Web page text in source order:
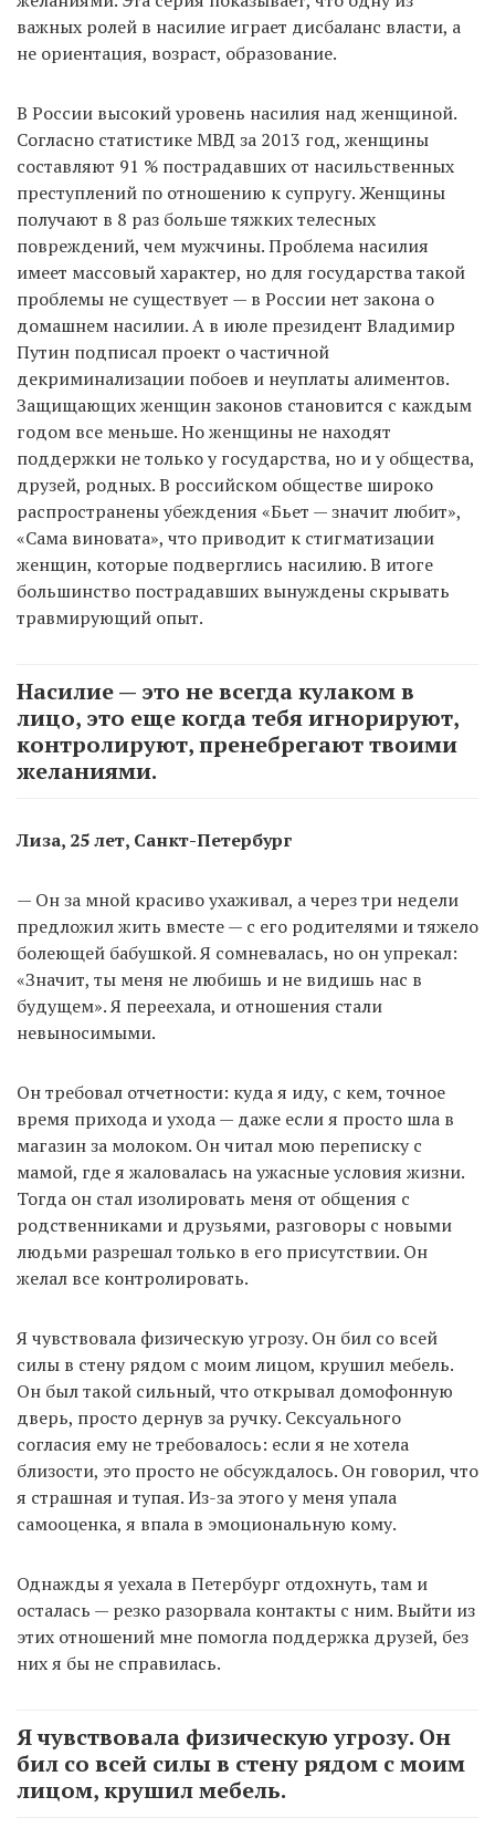
важных ролей в насилие играет дисбаланс власти, а
не ориентация, возраст, образование.
В России высокий уровень насилия над женщиной.
Согласно статистике МВД за 2013 год, женщины
составляют 91 % пострадавших от насильственных
преступлений по отношению к супругу. Женщины
получают в 8 раз больше тяжких телесных
повреждений, чем мужчины. Проблема насилия
имеет массовый характер, но для государства такой
проблемы не существует — в России нет закона о
домашнем насилии. А в июле президент Владимир
Путин подписал проект о частичной
декриминализации побоев и неуплаты алиментов.
Защищающих женщин законов становится с каждым
годом все меньше. Но женщины не находят
поддержки не только у государства, но и у общества,
друзей, родных. В российском обществе широко
распространены убеждения «Бьет — значит любит»,
«Сама виновата», что приводит к стигматизации
женщин, которые подверглись насилию. В итоге
большинство пострадавших вынуждены скрывать
травмирующий опыт.
Насилие — это не всегда кулаком в
лицо, это еще когда тебя игнорируют,
контролируют, пренебрегают твоими
желаниями.
Лиза, 25 лет, Санкт-Петербург
— Он за мной красиво ухаживал, а через три недели
предложил жить вместе — с его родителями и тяжело
болеющей бабушкой. Я сомневалась, но он упрекал:
«Значит, ты меня не любишь и не видишь нас в
будущем». Я переехала, и отношения стали
невыносимыми.
Он требовал отчетности: куда я иду, с кем, точное
время прихода и ухода — даже если я просто шла в
магазин за молоком. Он читал мою переписку с
мамой, где я жаловалась на ужасные условия жизни.
Тогда он стал изолировать меня от общения с
родственниками и друзьями, разговоры с новыми
людьми разрешал только в его присутствии. Он
желал все контролировать.
Я чувствовала физическую угрозу. Он бил со всей
силы в стену рядом с моим лицом, крушил мебель.
Он был такой сильный, что открывал домофонную
дверь, просто дернув за ручку. Сексуального
согласия ему не требовалось: если я не хотела
близости, это просто не обсуждалось. Он говорил, что
я страшная и тупая. Из-за этого у меня упала
самооценка, я впала в эмоциональную кому.
Однажды я уехала в Петербург отдохнуть, там и
осталась — резко разорвала контакты с ним. Выйти из
этих отношений мне помогла поддержка друзей, без
них я бы не справилась.
Я чувствовала физическую угрозу. Он
бил со всей силы в стену рядом с моим
лицом, крушил мебель.